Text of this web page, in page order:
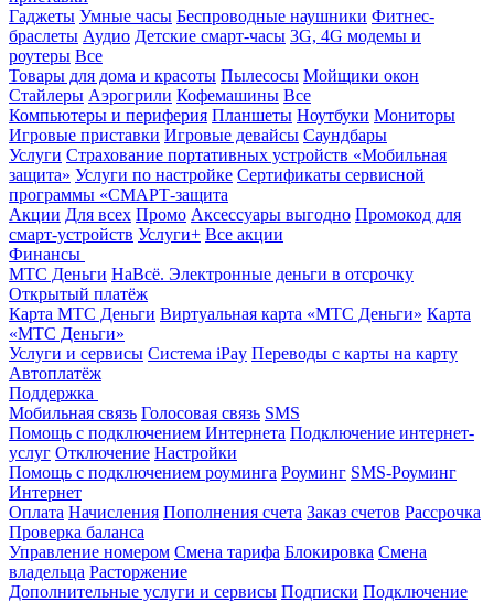
Гаджеты Умные часы Беспроводные наушники Фитнес-
браслеты Аудио Детские смарт-часы 3G, 4G модемы и
роутеры Все
Товары для дома и красоты Пылесосы Мойщики окон
Стайлеры Аэрогрили Кофемашины Все
Компьютеры и периферия Планшеты Ноутбуки Мониторы
Игровые приставки Игровые девайсы Саундбары
Услуги Страхование портативных устройств «Мобильная
защита» Услуги по настройке Сертификаты сервисной
программы «СМАРТ-защита
Акции Для всех Промо Аксессуары выгодно Промокод для
смарт-устройств Услуги+ Все акции
Финансы
МТС Деньги НаВсё. Электронные деньги в отсрочку
Открытый платёж
Карта МТС Деньги Виртуальная карта «МТС Деньги» Карта
«МТС Деньги»
Услуги и сервисы Система iPay Переводы с карты на карту
Автоплатёж
Поддержка
Мобильная связь Голосовая связь SMS
Помощь с подключением Интернета Подключение интернет-
услуг Отключение Настройки
Помощь с подключением роуминга Роуминг SMS-Роуминг
Интернет
Оплата Начисления Пополнения счета Заказ счетов Рассрочка
Проверка баланса
Управление номером Смена тарифа Блокировка Смена
владельца Расторжение
Дополнительные услуги и сервисы Подписки Подключение